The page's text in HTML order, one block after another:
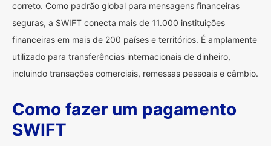
correto. Como padrão global para mensagens financeiras
seguras, a SWIFT conecta mais de 11.000 instituições
financeiras em mais de 200 países e territórios. É amplamente
utilizado para transferências internacionais de dinheiro,
incluindo transações comerciais, remessas pessoais e câmbio.
Como fazer um pagamento
SWIFT